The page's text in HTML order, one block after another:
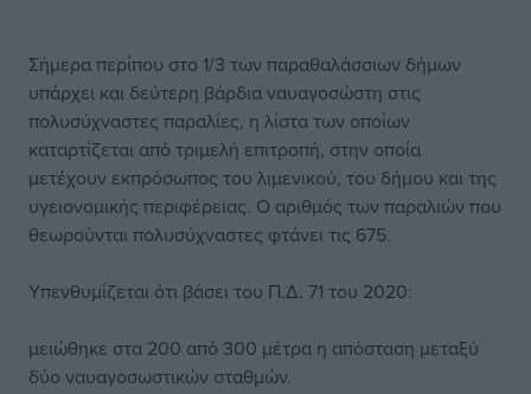
Σήμερα περίπου στο 1/3 των παραθαλάσσιων δήμων
υπάρχει και δεύτερη βάρδια ναυαγοσώστη στις
πολυσύχναστες παραλίες, η λίστα των οποίων
καταρτίζεται από τριμελή επιτροπή, στην οποία
μετέχουν εκπρόσωπος του λιμενικού, του δήμου και της
υγειονομικής περιφέρειας. Ο αριθμός των παραλιών που
θεωρούνται πολυσύχναστες φτάνει τις 675.
Υπενθυμίζεται ότι βάσει του Π.Δ. 71 του 2020:
μειώθηκε στα 200 από 300 μέτρα η απόσταση μεταξύ
δύο ναυαγοσωστικών σταθμών.